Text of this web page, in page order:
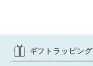
ギフトラッピング